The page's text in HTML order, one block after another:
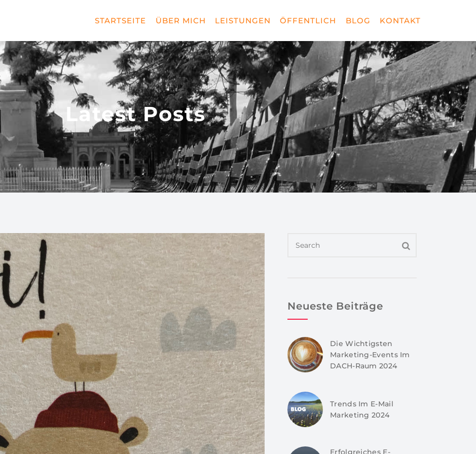
STARTSEITE ÜBER MICH LEISTUNGEN ÖFFENTLICH BLOG KONTAKT
Latest Posts
Neueste Beiträge
Die Wichtigsten
Marketing-Events Im
DACH-Raum 2024
Trends Im E-Mail
Marketing 2024
Erfolgreiches E-